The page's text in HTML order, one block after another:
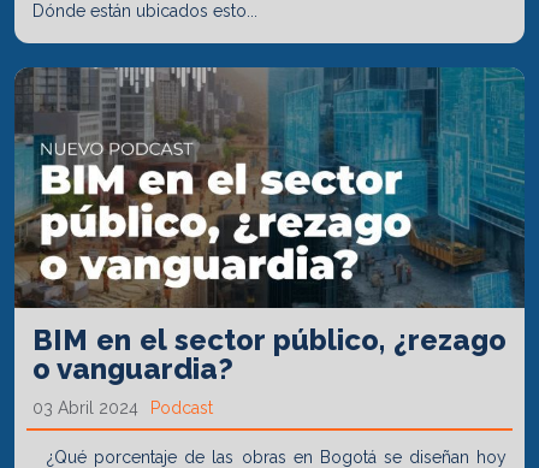
Dónde están ubicados esto...
BIM en el sector público, ¿rezago
o vanguardia?
03 Abril 2024 Podcast
¿Qué porcentaje de las obras en Bogotá se diseñan hoy